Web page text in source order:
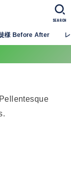
様 Before After
SEARCH